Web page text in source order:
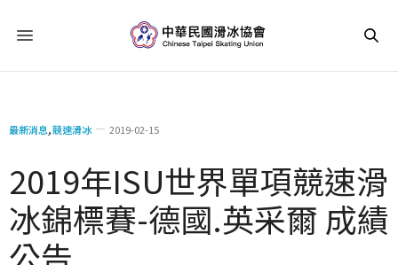
最新消息,競速滑冰 2019-02-15
2019年ISU世界單項競速滑
冰錦標賽-德國.英采爾 成績